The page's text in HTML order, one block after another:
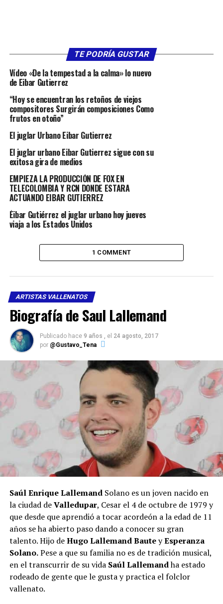
TE PODRÍA GUSTAR
Vídeo «De la tempestad a la calma» lo nuevo
de Eibar Gutierrez
“Hoy se encuentran los retoños de viejos
compositores Surgirán composiciones Como
frutos en otoño”
El juglar Urbano Eibar Gutierrez
El juglar urbano Eibar Gutierrez sigue con su
exitosa gira de medios
EMPIEZA LA PRODUCCIÓN DE FOX EN
TELECOLOMBIA Y RCN DONDE ESTARA
ACTUANDO EIBAR GUTIERREZ
Éibar Gutiérrez el juglar urbano hoy jueves
viaja a los Estados Unidos
1 COMMENT
ARTISTAS VALLENATOS
Biografía de Saul Lallemand
Publicado hace 9 años , el 24 agosto, 2017
por @Gustavo_Tena
Saúl Enrique LallemandSolano es un joven nacido en
la ciudad deValledupar, Cesar el 4 de octubre de 1979 y
que desde que aprendió a tocar acordeón a la edad de 11
años se ha abierto paso dando a conocer su gran
talento. Hijo deHugo Lallemand BauteyEsperanza
Solano.Pese a que su familia no es de tradición musical,
en el transcurrir de su vida Saúl Lallemandha estado
rodeado de gente que le gusta y practica el folclor
vallenato.